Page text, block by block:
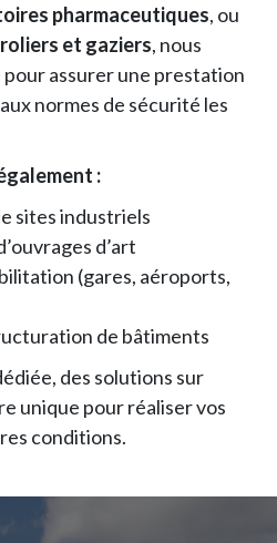
pharmaceutiques, ou
et gaziers, nous
assurer une prestation
normes de sécurité les
:
sites industriels
d’art
(gares, aéroports,
de bâtiments
des solutions sur
unique pour réaliser vos
conditions.